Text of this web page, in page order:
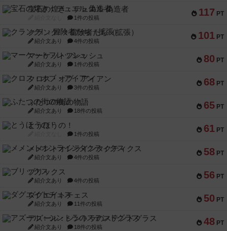
117 PT
宝石の煌き：デュエル 偽造者
1件の投稿
101 PT
クランク! ：冒険者たち（拡張）
紹介文あり 4件の投稿
80 PT
マーケットフレッシュ
紹介文あり 1件の投稿
68 PT
クロス・オブ・アイアン
紹介文あり 3件の投稿
65 PT
ふたつの街の物語
紹介文あり 18件の投稿
61 PT
とうほうの！
1件の投稿
58 PT
メメントオンラインタクティクス
紹介文あり 4件の投稿
56 PT
ブリックス
紹介文あり 4件の投稿
50 PT
ダグエイトチェス
紹介文あり 11件の投稿
48 PT
アズール：シントラのステンドグラス
紹介文あり 18件の投稿